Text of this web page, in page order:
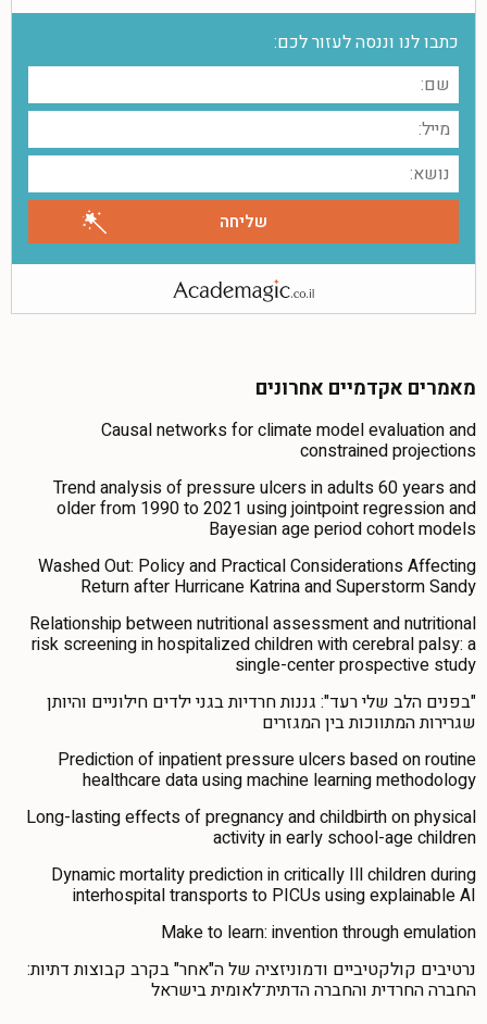
כתבו לנו וננסה לעזור לכם:
מאמרים אקדמיים אחרונים
Causal networks for climate model evaluation and
constrained projections
Trend analysis of pressure ulcers in adults 60 years and
older from 1990 to 2021 using jointpoint regression and
Bayesian age period cohort models
Washed Out: Policy and Practical Considerations Affecting
Return after Hurricane Katrina and Superstorm Sandy
Relationship between nutritional assessment and nutritional
risk screening in hospitalized children with cerebral palsy: a
single-center prospective study
"בפנים הלב שלי רעד": גננות חרדיות בגני ילדים חילוניים והיותן
שגרירות המתווכות בין המגזרים
Prediction of inpatient pressure ulcers based on routine
healthcare data using machine learning methodology
Long-lasting effects of pregnancy and childbirth on physical
activity in early school-age children
Dynamic mortality prediction in critically Ill children during
interhospital transports to PICUs using explainable AI
Make to learn: invention through emulation
נרטיבים קולקטיביים ודמוניזציה של ה"אחר" בקרב קבוצות דתיות:
החברה החרדית והחברה הדתית־לאומית בישראל